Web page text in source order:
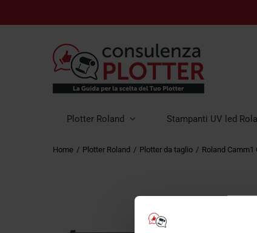
Plotter Roland Stampanti UV led
Home Plotter Roland Plotter da taglio Roland Camm1